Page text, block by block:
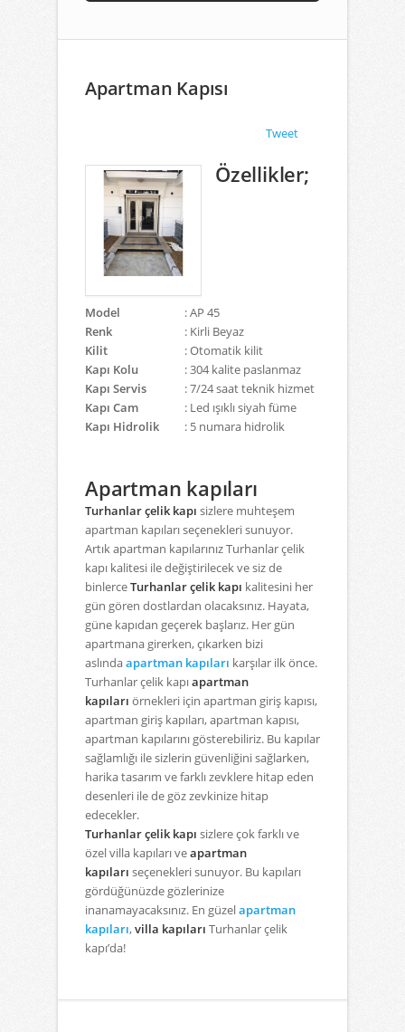
Apartman Kapısı
Tweet
Özellikler;
Model
: AP 45
Renk
: Kirli Beyaz
Kilit
: Otomatik kilit
Kapı Kolu
: 304 kalite paslanmaz
Kapı Servis
: 7/24 saat teknik hizmet
Kapı Cam
: Led ışıklı siyah füme
Kapı Hidrolik
: 5 numara hidrolik
Apartman kapıları
Turhanlar çelik kapı sizlere muhteşem
apartman kapıları seçenekleri sunuyor.
Artık apartman kapılarınız Turhanlar çelik
kapı kalitesi ile değiştirilecek ve siz de
binlerceTurhanlar çelik kapı kalitesini her
gün gören dostlardan olacaksınız. Hayata,
güne kapıdan geçerek başlarız. Her gün
apartmana girerken, çıkarken bizi
aslındaapartman kapıları karşılar ilk önce.
Turhanlar çelik kapıapartman
kapıları örnekleri için apartman giriş kapısı,
apartman giriş kapıları, apartman kapısı,
apartman kapılarını gösterebiliriz. Bu kapılar
sağlamlığı ile sizlerin güvenliğini sağlarken,
harika tasarım ve farklı zevklere hitap eden
desenleri ile de göz zevkinize hitap
edecekler.
Turhanlar çelik kapı sizlere çok farklı ve
özel villa kapıları veapartman
kapıları seçenekleri sunuyor. Bu kapıları
gördüğünüzde gözlerinize
inanamayacaksınız. En güzelapartman
kapıları,villa kapıları Turhanlar çelik
kapı’da!